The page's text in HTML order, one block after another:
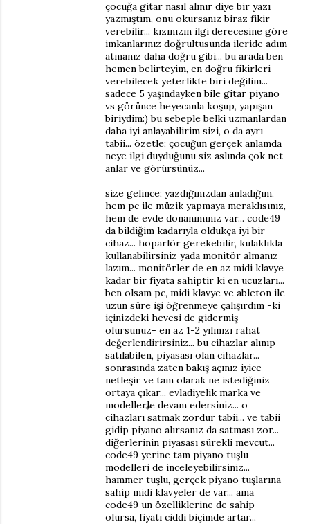
çocuğa gitar nasıl alınır diye bir yazı
yazmıştım, onu okursanız biraz fikir
verebilir... kızınızın ilgi derecesine göre
imkanlarınız doğrultusunda ileride adım
atmanız daha doğru gibi... bu arada ben
hemen belirteyim, en doğru fikirleri
verebilecek yeterlikte biri değilim...
sadece 5 yaşındayken bile gitar piyano
vs görünce heyecanla koşup, yapışan
biriydim:) bu sebeple belki uzmanlardan
daha iyi anlayabilirim sizi, o da ayrı
tabii... özetle; çocuğun gerçek anlamda
neye ilgi duyduğunu siz aslında çok net
anlar ve görürsünüz...
size gelince; yazdığınızdan anladığım,
hem pc ile müzik yapmaya meraklısınız,
hem de evde donanımınız var... code49
da bildiğim kadarıyla oldukça iyi bir
cihaz... hoparlör gerekebilir, kulaklıkla
kullanabilirsiniz yada monitör almanız
lazım... monitörler de en az midi klavye
kadar bir fiyata sahiptir ki en ucuzları...
ben olsam pc, midi klavye ve ableton ile
uzun süre işi öğrenmeye çalışırdım -ki
içinizdeki hevesi de gidermiş
olursunuz- en az 1-2 yılınızı rahat
değerlendirirsiniz... bu cihazlar alınıp-
satılabilen, piyasası olan cihazlar...
sonrasında zaten bakış açınız iyice
netleşir ve tam olarak ne istediğiniz
ortaya çıkar... evladiyelik marka ve
modellerle devam edersiniz... o
cihazları satmak zordur tabii... ve tabii
gidip piyano alırsanız da satması zor...
diğerlerinin piyasası sürekli mevcut...
code49 yerine tam piyano tuşlu
modelleri de inceleyebilirsiniz...
hammer tuşlu, gerçek piyano tuşlarına
sahip midi klavyeler de var... ama
code49 un özelliklerine de sahip
olursa, fiyatı ciddi biçimde artar...